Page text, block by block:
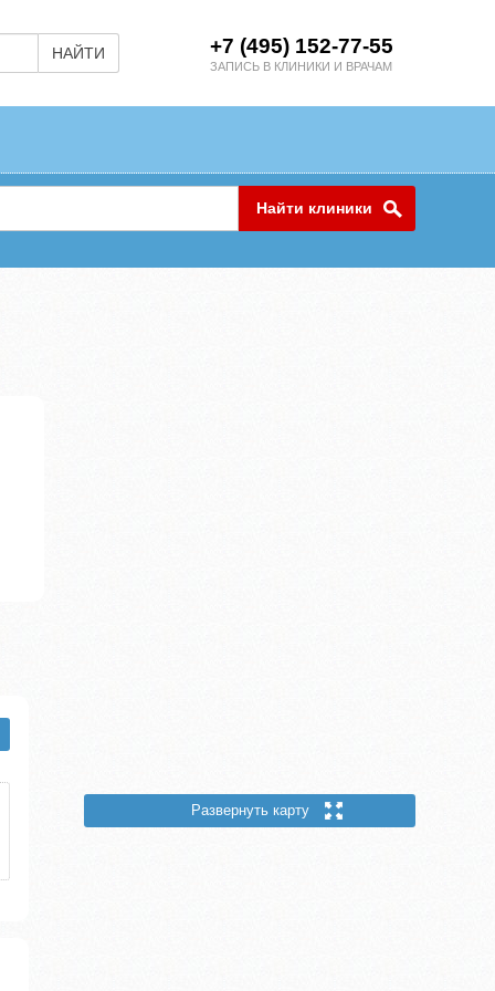
НАЙТИ +7 (495) 152-77-55
ЗАПИСЬ В КЛИНИКИ И ВРАЧАМ
Найти клиники
Развернуть карту